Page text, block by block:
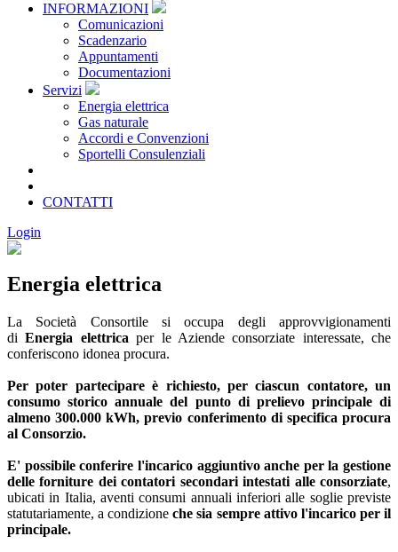
INFORMAZIONI
Comunicazioni
Scadenzario
Appuntamenti
Documentazioni
Servizi
Energia elettrica
Gas naturale
Accordi e Convenzioni
Sportelli Consulenziali
CONTATTI
Login
Energia elettrica
La Società Consortile si occupa degli approvvigionamenti
diEnergia elettrica per le Aziende consorziate interessate, che
conferiscono idonea procura.
Per poter partecipare è richiesto, per ciascun contatore, un
consumo storico annuale del punto di prelievo principale di
almeno 300.000 kWh, previo conferimento di specifica procura
al Consorzio.
E' possibile conferire l'incarico aggiuntivo anche per la gestione
delle forniture dei contatori secondari intestati alle consorziate,
ubicati in Italia, aventi consumi annuali inferiori alle soglie previste
statutariamente, a condizioneche sia sempre attivo l'incarico per il
principale.